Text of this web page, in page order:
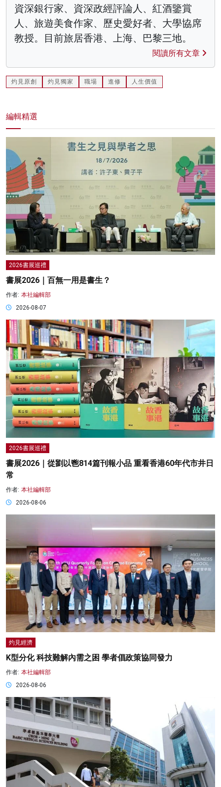
資深銀行家、資深政經評論人、紅酒鑒賞
人、旅遊美食作家、歷史愛好者、大學協席
教授。目前旅居香港、上海、巴黎三地。
閱讀所有文章
灼見原創 灼見獨家 職場 進修 人生價值
編輯精選
2026書展巡禮
書展2026｜百無一用是書生？
作者: 本社編輯部
2026-08-07
2026書展巡禮
書展2026｜從劉以鬯814篇刊報小品 重看香港60年代市井日
常
作者: 本社編輯部
2026-08-06
灼見經濟
K型分化 科技難解內需之困 學者倡政策協同發力
作者: 本社編輯部
2026-08-06